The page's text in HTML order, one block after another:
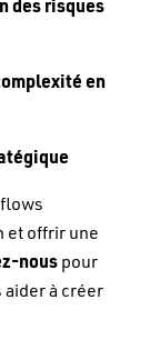
des risques
en
et offrir une
nouspour
à créer